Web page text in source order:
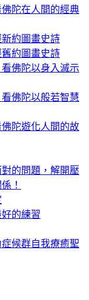
陀在人間的經典
約圖畫史詩
約圖畫史詩
佛陀以身入滅示
佛陀以般若智慧
陀遊化人間的故
的問題，解開壓
！
的練習
候群自我療癒聖